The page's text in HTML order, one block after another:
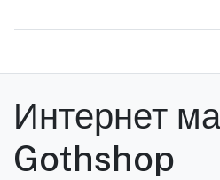
Интернет
Gothshop